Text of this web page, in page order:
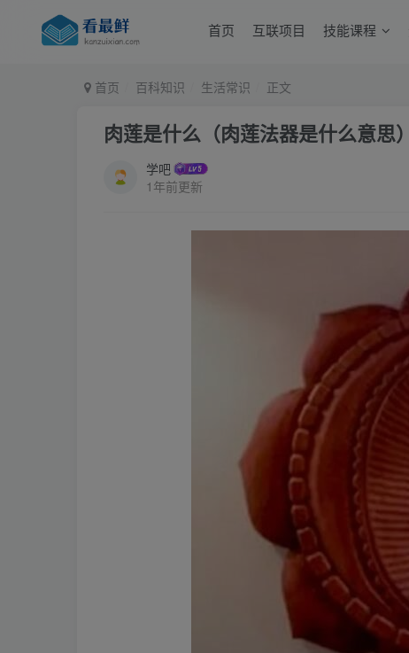
首页 互联项目 技能课程
首页 百科知识 生活常识 正文
肉莲是什么（肉莲法器是什么意思）
学吧
1年前更新